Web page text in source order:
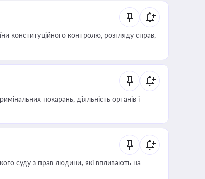
конституційного контролю, розгляду справ,
покарань, діяльність органів і
суду з прав людини, які впливають на